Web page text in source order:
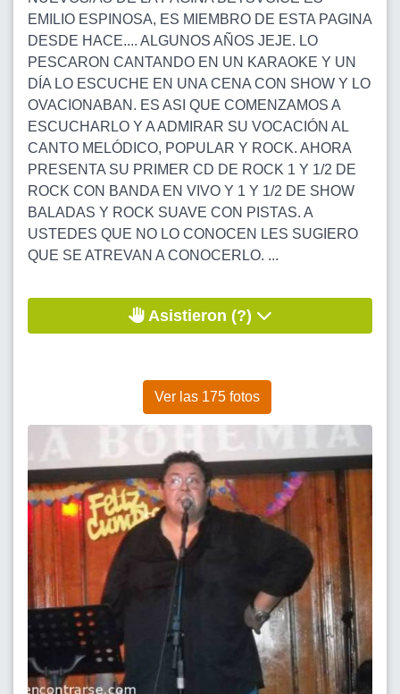
EMILIO ESPINOSA, ES MIEMBRO DE ESTA PAGINA
DESDE HACE.... ALGUNOS AÑOS JEJE. LO
PESCARON CANTANDO EN UN KARAOKE Y UN
DÍA LO ESCUCHE EN UNA CENA CON SHOW Y LO
OVACIONABAN. ES ASI QUE COMENZAMOS A
ESCUCHARLO Y A ADMIRAR SU VOCACIÓN AL
CANTO MELÓDICO, POPULAR Y ROCK. AHORA
PRESENTA SU PRIMER CD DE ROCK 1 Y 1/2 DE
ROCK CON BANDA EN VIVO Y 1 Y 1/2 DE SHOW
BALADAS Y ROCK SUAVE CON PISTAS. A
USTEDES QUE NO LO CONOCEN LES SUGIERO
QUE SE ATREVAN A CONOCERLO. ...
Asistieron (?)
Ver las 175 fotos